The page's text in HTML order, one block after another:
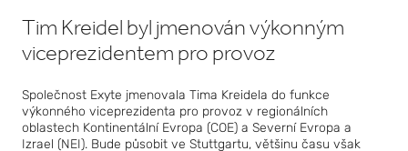
Tim Kreidel byl jmenován výkonným
viceprezidentem pro provoz
Společnost Exyte jmenovala Tima Kreidela do funkce
výkonného viceprezidenta pro provoz v regionálních
oblastech Kontinentální Evropa (COE) a Severní Evropa a
Izrael (NEI). Bude působit ve Stuttgartu, většinu času však